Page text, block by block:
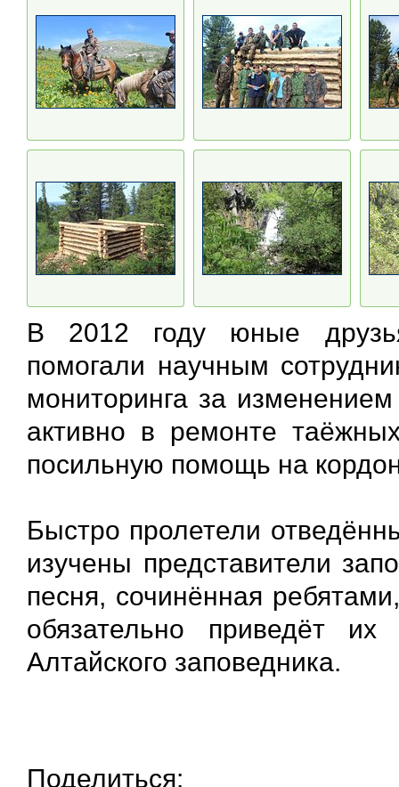
В 2012 году юные
помогали научным
мониторинга за
активно в ремонте
посильную помощь на
Быстро пролетели
изучены представители
песня, сочинённая
обязательно приведёт
Алтайского заповедника.
Поделиться: